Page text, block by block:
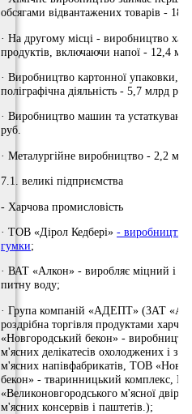
обсягами відвантажених товарів -
· На другому місці - виробництво
продуктів, включаючи напої - 12,4
· Виробництво картонної упаковки,
поліграфічна діяльність - 5,7 млрд руб.
· Виробництво машин та
руб.
· Металургійне виробництво - 2,2
7.1. великі підприємства
- Харчова промисловість
· ТОВ «Дірол Кедбері» - виробництво
гумки;
· ВАТ «Алкон» - виробляє міцний і
питну воду;
· Група компаній «АДЕПТ» (ЗАТ
роздрібна торгівля продуктами
«Новгородський бекон» -
м'ясних делікатесів охолоджених і
м'ясних напівфабрикатів, ТОВ
бекон» - тваринницький комплекс,
«Великоновгородського м'ясної двір
м'ясних консервів і паштетів.);